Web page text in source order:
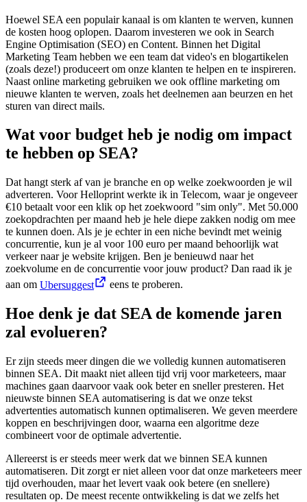
Hoewel SEA een populair kanaal is om klanten te werven, kunnen
de kosten hoog oplopen. Daarom investeren we ook in Search
Engine Optimisation (SEO) en Content. Binnen het Digital
Marketing Team hebben we een team dat video's en blogartikelen
(zoals deze!) produceert om onze klanten te helpen en te inspireren.
Naast online marketing gebruiken we ook offline marketing om
nieuwe klanten te werven, zoals het deelnemen aan beurzen en het
sturen van direct mails.
Wat voor budget heb je nodig om impact
te hebben op SEA?
Dat hangt sterk af van je branche en op welke zoekwoorden je wil
adverteren. Voor Helloprint werkte ik in Telecom, waar je ongeveer
€10 betaalt voor een klik op het zoekwoord "sim only". Met 50.000
zoekopdrachten per maand heb je hele diepe zakken nodig om mee
te kunnen doen. Als je je echter in een niche bevindt met weinig
concurrentie, kun je al voor 100 euro per maand behoorlijk wat
verkeer naar je website krijgen. Ben je benieuwd naar het
zoekvolume en de concurrentie voor jouw product? Dan raad ik je
aan om Ubersuggest eens te proberen.
Hoe denk je dat SEA de komende jaren
zal evolueren?
Er zijn steeds meer dingen die we volledig kunnen automatiseren
binnen SEA. Dit maakt niet alleen tijd vrij voor marketeers, maar
machines gaan daarvoor vaak ook beter en sneller presteren. Het
nieuwste binnen SEA automatisering is dat we onze tekst
advertenties automatisch kunnen optimaliseren. We geven meerdere
koppen en beschrijvingen door, waarna een algoritme deze
combineert voor de optimale advertentie.
Allereerst is er steeds meer werk dat we binnen SEA kunnen
automatiseren. Dit zorgt er niet alleen voor dat onze marketeers meer
tijd overhouden, maar het levert vaak ook betere (en snellere)
resultaten op. De meest recente ontwikkeling is dat we zelfs het